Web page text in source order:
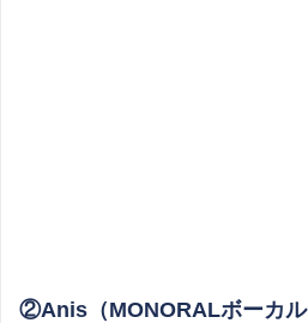
②Anis（MONORALボーカ